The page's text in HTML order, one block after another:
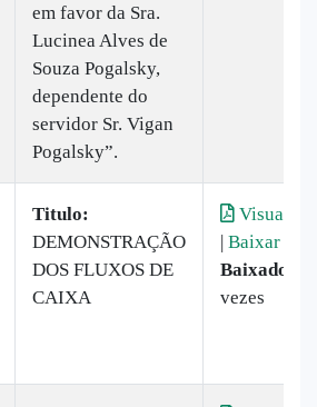
em favor da Sra.
Lucinea Alves de
Souza Pogalsky,
dependente do
servidor Sr. Vigan
Pogalsky”.
Titulo:
DEMONSTRAÇÃO
DOS FLUXOS DE
CAIXA
| Baixar
Baixado:
vezes